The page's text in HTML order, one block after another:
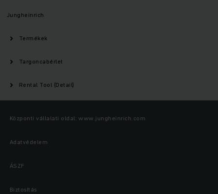
Jungheinrich
Termékek
Targoncabérlet
Rental Tool (Detail)
Központi vállalati oldal: www.jungheinrich.com
Adatvédelem
ÁSZF
Biztosítás